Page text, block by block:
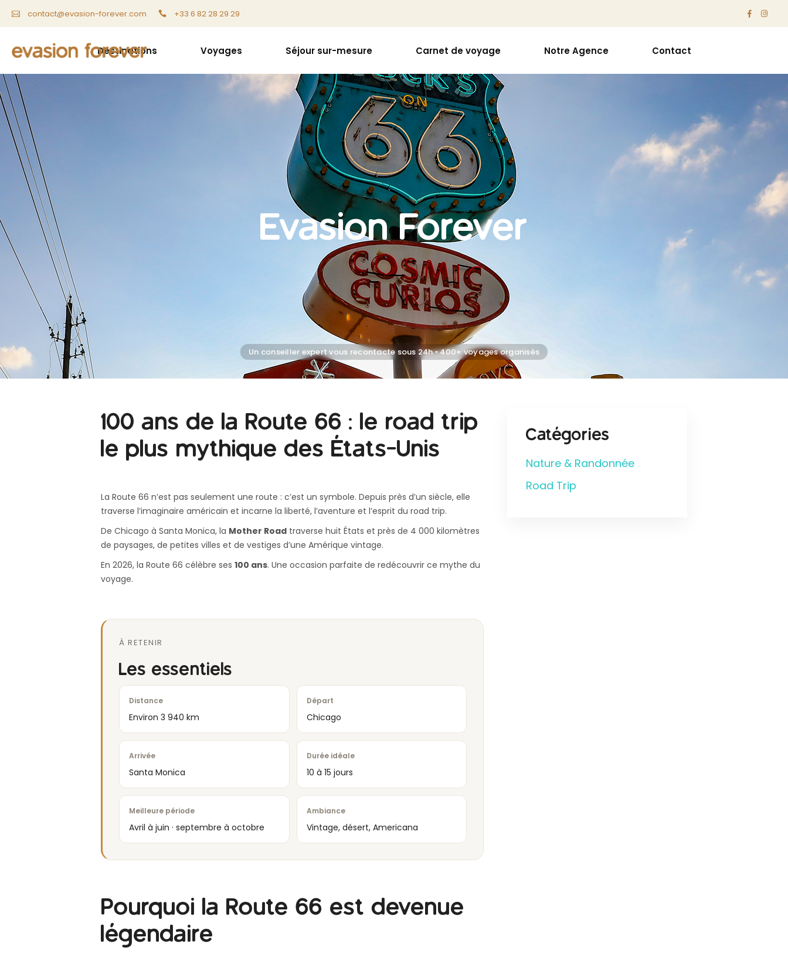
contact@evasion-forever.com +33 6 82 28 29 29
Destinations Voyages Séjour sur-mesure Carnet de voyage Notre Agence Contact
Evasion Forever
100 ans de la Route 66 : le road trip
le plus mythique des États-Unis
La Route 66 n’est pas seulement une route : c’est un symbole. Depuis près d’un siècle, elle
traverse l’imaginaire américain et incarne la liberté, l’aventure et l’esprit du road trip.
De Chicago à Santa Monica, la Mother Road traverse huit États et près de 4 000 kilomètres
de paysages, de petites villes et de vestiges d’une Amérique vintage.
En 2026, la Route 66 célèbre ses 100 ans. Une occasion parfaite de redécouvrir ce mythe du
voyage.
À RETENIR
Les essentiels
Distance
Environ 3 940 km
Départ
Chicago
Arrivée
Santa Monica
Durée idéale
10 à 15 jours
Meilleure période
Avril à juin · septembre à octobre
Ambiance
Vintage, désert, Americana
Pourquoi la Route 66 est devenue
légendaire
Catégories
Nature & Randonnée
Road Trip